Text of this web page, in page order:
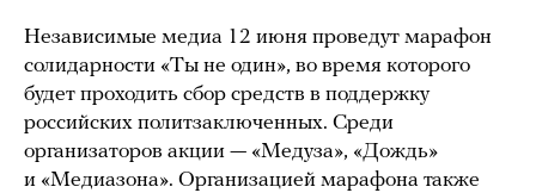
Независимые медиа 12 июня проведут марафон
солидарности «Ты не один», во время которого
будет проходить сбор средств в поддержку
российских политзаключенных. Среди
организаторов акции — «Медуза», «Дождь»
и «Медиазона». Организацией марафона также